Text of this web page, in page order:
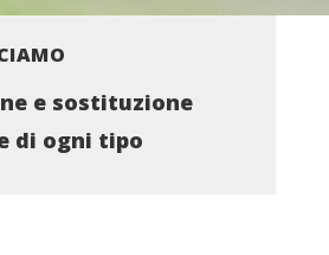
e sostituzione
di ogni tipo